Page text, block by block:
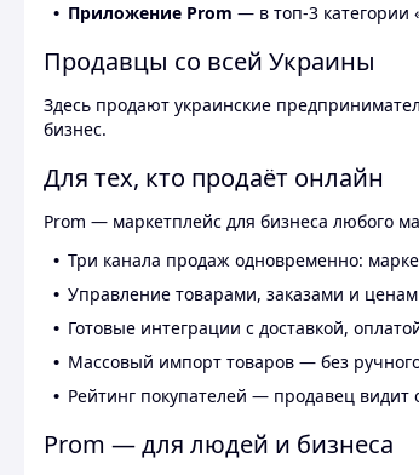
Приложение Prom — в топ-3 категории
Продавцы со всей Украины
Здесь продают украинские
бизнес.
Для тех, кто продаёт онлайн
Prom — маркетплейс для бизнеса любого
Три канала продаж одновременно:
Управление товарами, заказами и
Готовые интеграции с доставкой,
Массовый импорт товаров — без
Рейтинг покупателей — продавец
Prom — для людей и бизнеса